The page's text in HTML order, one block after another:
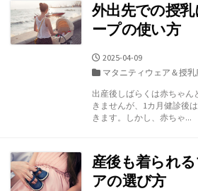
外出先での授
ープの使い方
公
開
2025-04-09
カ
ゴ
リ
ー
マタニティウェア＆授
出産後しばらくは赤ちゃん
きませんが、1カ月健診後
きます。しかし、赤ちゃ...
産後も着られ
アの選び方